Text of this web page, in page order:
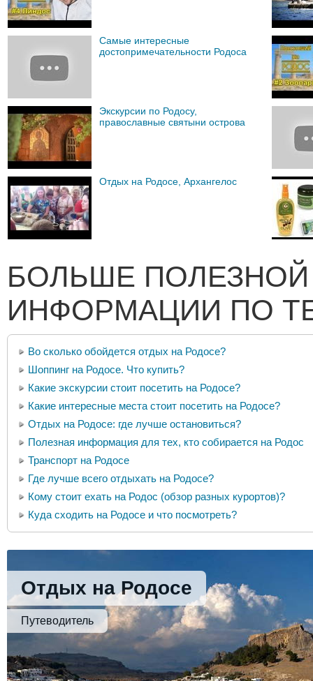
Самые интересные
достопримечательности Родоса
Экскурсии по Родосу,
православные святыни острова
Отдых на Родосе, Архангелос
БОЛЬШЕ ПОЛЕЗНОЙ
ИНФОРМАЦИИ ПО
Во сколько обойдется отдых на Родосе?
Шоппинг на Родосе. Что купить?
Какие экскурсии стоит посетить на Родосе?
Какие интересные места стоит посетить на Родосе?
Отдых на Родосе: где лучше остановиться?
Полезная информация для тех, кто собирается на Родос
Транспорт на Родосе
Где лучше всего отдыхать на Родосе?
Кому стоит ехать на Родос (обзор разных курортов)?
Куда сходить на Родосе и что посмотреть?
Отдых на Родосе
Путеводитель